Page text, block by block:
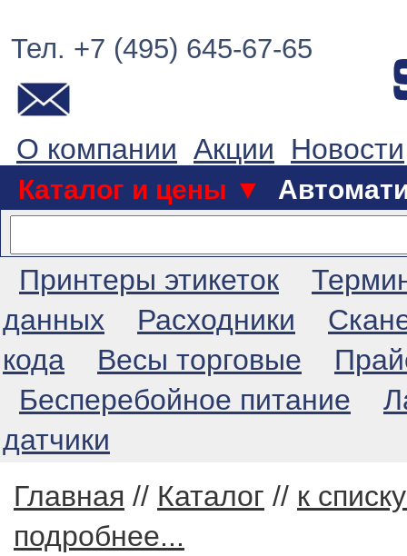
Тел. +7 (495) 645-67-65
О компании Акции Новости
Каталог и цены ▼
Принтеры этикеток
данных
Расходники
кода
Весы торговые
Бесперебойное питание
датчики
Главная // Каталог // к
подробнее...